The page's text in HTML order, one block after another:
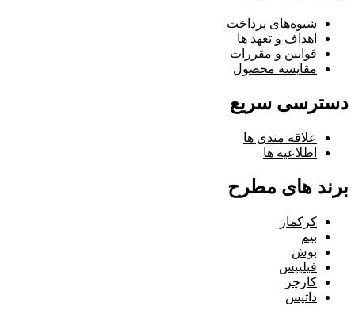
شیوه‌های پرداخت
اهداف و تعهد ها
قوانین و مقررات
مقایسه محصول
دسترسی سریع
علاقه مندی ها
اطلاعیه ها
برند های مطرح
کرکماز
بیم
بوش
فیلیپس
کارچر
داتیس